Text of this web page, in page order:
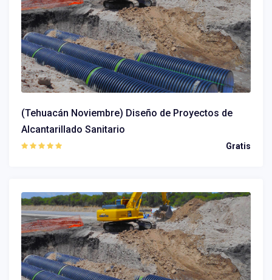
(Tehuacán Noviembre) Diseño de Proyectos de
Alcantarillado Sanitario
Gratis